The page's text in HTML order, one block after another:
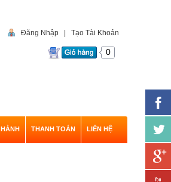
Đăng Nhập Tạo Tài Khoản
0
THANH TOÁN LIÊN HỆ